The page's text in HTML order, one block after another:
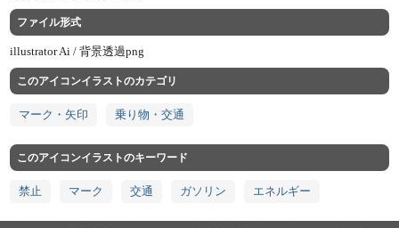
ファイル形式
illustrator Ai /背景透過png
このアイコンイラストのカテゴリ
マーク・矢印 乗り物・交通
このアイコンイラストのキーワード
禁止 マーク 交通 ガソリン エネルギー